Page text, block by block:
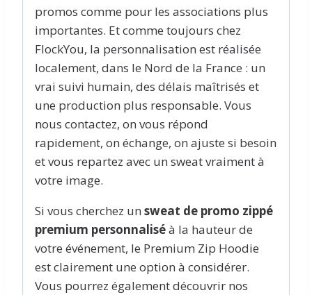
promos comme pour les associations plus
importantes. Et comme toujours chez
FlockYou, la personnalisation est réalisée
localement, dans le Nord de la France : un
vrai suivi humain, des délais maîtrisés et
une production plus responsable. Vous
nous contactez, on vous répond
rapidement, on échange, on ajuste si besoin
et vous repartez avec un sweat vraiment à
votre image.
Si vous cherchez un sweat de promo zippé
premium personnaliséà la hauteur de
votre événement, le Premium Zip Hoodie
est clairement une option à considérer.
Vous pourrez également découvrir nos